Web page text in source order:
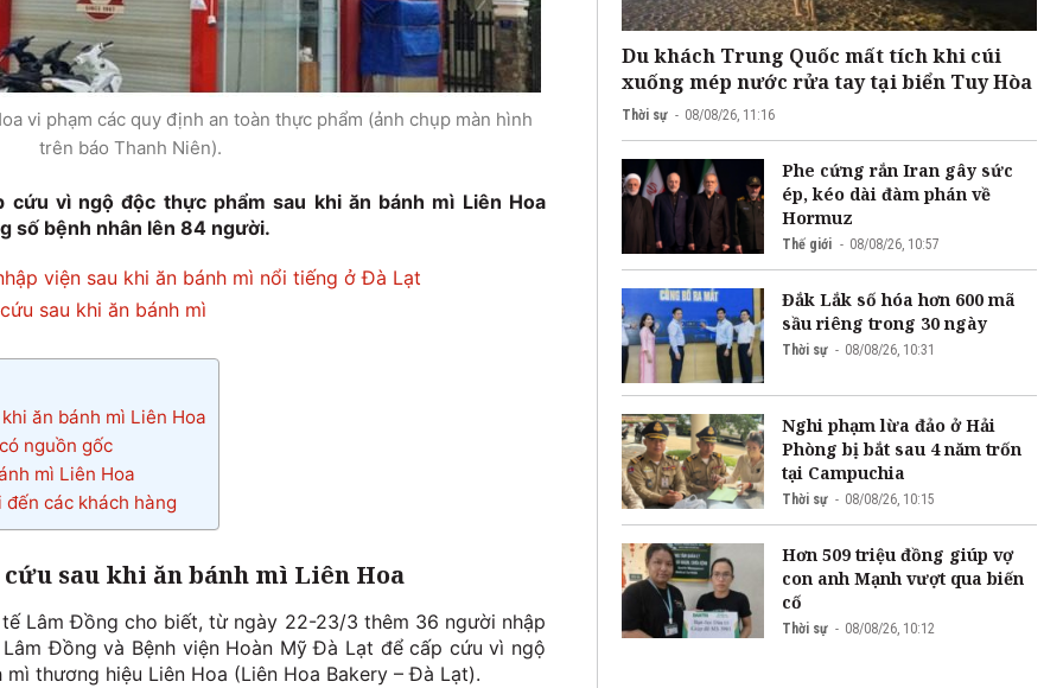
vi phạm các quy định an toàn thực phẩm (ảnh chụp màn hình
trên báo Thanh Niên).
vì ngộ độc thực phẩm sau khi ăn bánh mì Liên Hoa
số bệnh nhân lên 84 người.
viện sau khi ăn bánh mì nổi tiếng ở Đà Lạt
sau khi ăn bánh mì
ăn bánh mì Liên Hoa
nguồn gốc
mì Liên Hoa
các khách hàng
sau khi ăn bánh mì Liên Hoa
Lâm Đồng cho biết, từ ngày 22-23/3 thêm 36 người nhập
Đồng và Bệnh viện Hoàn Mỹ Đà Lạt để cấp cứu vì ngộ
thương hiệu Liên Hoa (Liên Hoa Bakery – Đà Lạt).
Du khách Trung Quốc mất tích khi cúi
xuống mép nước rửa tay tại biển Tuy Hòa
Thời sự 08/08/26, 11:16
Phe cứng rắn Iran gây sức
ép, kéo dài đàm phán về
Hormuz
Thế giới 08/08/26, 10:57
Đắk Lắk số hóa hơn 600 mã
sầu riêng trong 30 ngày
Thời sự 08/08/26, 10:31
Nghi phạm lừa đảo ở Hải
Phòng bị bắt sau 4 năm trốn
tại Campuchia
Thời sự 08/08/26, 10:15
Hơn 509 triệu đồng giúp vợ
con anh Mạnh vượt qua biến
cố
Thời sự 08/08/26, 10:12